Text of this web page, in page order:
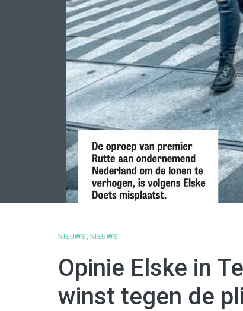
NIEUWS , NIEUWS
Opinie Elske in
winst tegen de